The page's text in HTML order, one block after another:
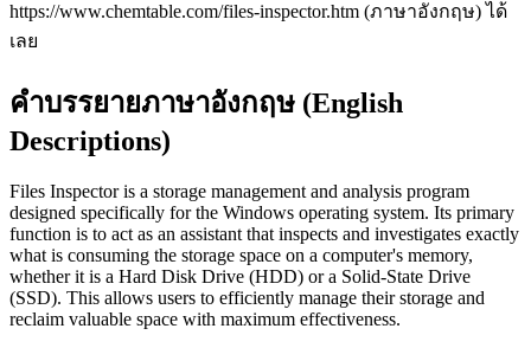
https://www.chemtable.com/files-inspector.htm (ภาษาอังกฤษ) ได้
เลย
คำบรรยายภาษาอังกฤษ (English
Descriptions)
Files Inspector is a storage management and analysis program
designed specifically for the Windows operating system. Its primary
function is to act as an assistant that inspects and investigates exactly
what is consuming the storage space on a computer's memory,
whether it is a Hard Disk Drive (HDD) or a Solid-State Drive
(SSD). This allows users to efficiently manage their storage and
reclaim valuable space with maximum effectiveness.